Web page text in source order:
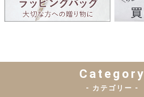
Category
- カテゴリー -